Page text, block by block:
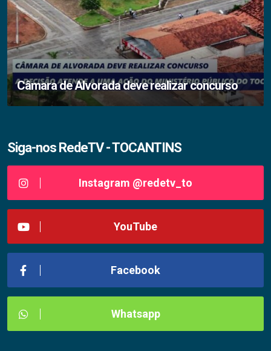
Câmara de Alvorada deve realizar concurso
Siga-nos RedeTV - TOCANTINS
Instagram @redetv_to
YouTube
Facebook
Whatsapp